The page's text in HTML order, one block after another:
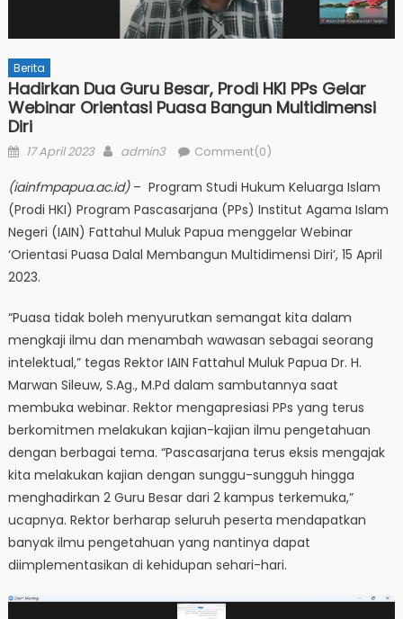
Berita
Hadirkan Dua Guru Besar, Prodi HKI PPs Gelar
Webinar Orientasi Puasa Bangun Multidimensi
Diri
Posted
17 April 2023 Author
admin3 Comment(0)
(iainfmpapua.ac.id)– Program Studi Hukum Keluarga Islam
(Prodi HKI) Program Pascasarjana (PPs) Institut Agama Islam
Negeri (IAIN) Fattahul Muluk Papua menggelar Webinar
‘Orientasi Puasa Dalal Membangun Multidimensi Diri’, 15 April
2023.
“Puasa tidak boleh menyurutkan semangat kita dalam
mengkaji ilmu dan menambah wawasan sebagai seorang
intelektual,” tegas Rektor IAIN Fattahul Muluk Papua Dr. H.
Marwan Sileuw, S.Ag., M.Pd dalam sambutannya saat
membuka webinar. Rektor mengapresiasi PPs yang terus
berkomitmen melakukan kajian-kajian ilmu pengetahuan
dengan berbagai tema. “Pascasarjana terus eksis mengajak
kita melakukan kajian dengan sunggu-sungguh hingga
menghadirkan 2 Guru Besar dari 2 kampus terkemuka,”
ucapnya. Rektor berharap seluruh peserta mendapatkan
banyak ilmu pengetahuan yang nantinya dapat
diimplementasikan di kehidupan sehari-hari.